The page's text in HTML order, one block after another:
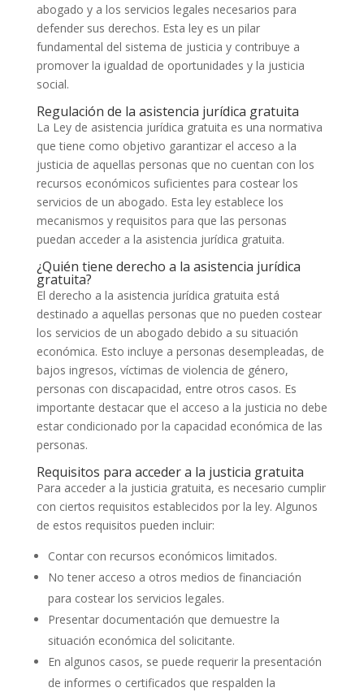
abogado y a los servicios legales necesarios para
defender sus derechos. Esta ley es un pilar
fundamental del sistema de justicia y contribuye a
promover la igualdad de oportunidades y la justicia
social.
Regulación de la asistencia jurídica gratuita
La Ley de asistencia jurídica gratuita es una normativa
que tiene como objetivo garantizar el acceso a la
justicia de aquellas personas que no cuentan con los
recursos económicos suficientes para costear los
servicios de un abogado. Esta ley establece los
mecanismos y requisitos para que las personas
puedan acceder a la asistencia jurídica gratuita.
¿Quién tiene derecho a la asistencia jurídica
gratuita?
El derecho a la asistencia jurídica gratuita está
destinado a aquellas personas que no pueden costear
los servicios de un abogado debido a su situación
económica. Esto incluye a personas desempleadas, de
bajos ingresos, víctimas de violencia de género,
personas con discapacidad, entre otros casos. Es
importante destacar que el acceso a la justicia no debe
estar condicionado por la capacidad económica de las
personas.
Requisitos para acceder a la justicia gratuita
Para acceder a la justicia gratuita, es necesario cumplir
con ciertos requisitos establecidos por la ley. Algunos
de estos requisitos pueden incluir:
Contar con recursos económicos limitados.
No tener acceso a otros medios de financiación
para costear los servicios legales.
Presentar documentación que demuestre la
situación económica del solicitante.
En algunos casos, se puede requerir la presentación
de informes o certificados que respalden la